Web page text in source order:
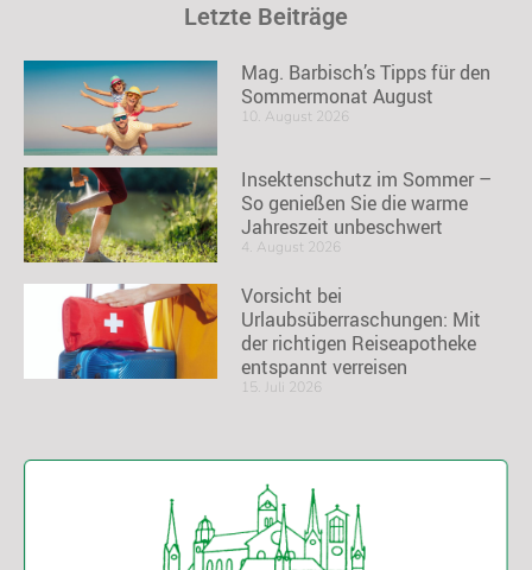
Letzte Beiträge
Mag. Barbisch’s Tipps für den
Sommermonat August
10. August 2026
Insektenschutz im Sommer –
So genießen Sie die warme
Jahreszeit unbeschwert
4. August 2026
Vorsicht bei
Urlaubsüberraschungen: Mit
der richtigen Reiseapotheke
entspannt verreisen
15. Juli 2026